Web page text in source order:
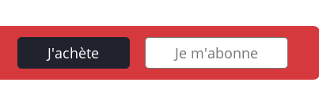
J'achète Je m'abonne